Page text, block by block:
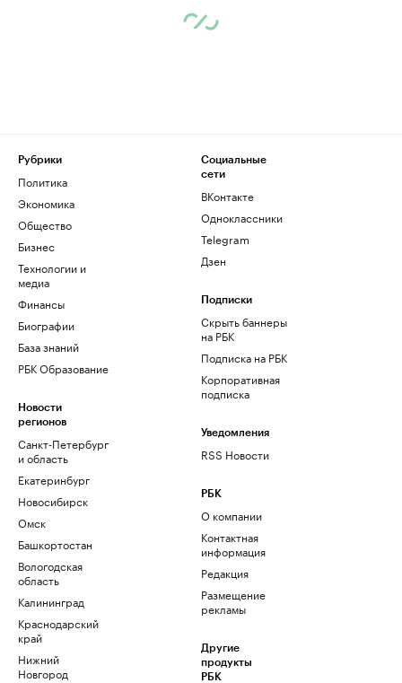
Рубрики
Политика
Экономика
Общество
Бизнес
Технологии и
медиа
Финансы
Биографии
База знаний
РБК Образование
Новости
регионов
Санкт-Петербург
и область
Екатеринбург
Новосибирск
Омск
Башкортостан
Вологодская
область
Калининград
Краснодарский
край
Нижний
Новгород
Социальные
сети
ВКонтакте
Одноклассники
Telegram
Дзен
Подписки
Скрыть баннеры
на РБК
Подписка на РБК
Корпоративная
подписка
Уведомления
RSS Новости
РБК
О компании
Контактная
информация
Редакция
Размещение
рекламы
Другие
продукты
РБК